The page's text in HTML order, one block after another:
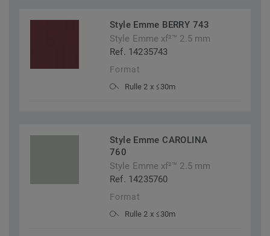
Style Emme BERRY 743
Style Emme xf²™ 2.5 mm
Ref. 14235743
Format
Rulle 2 x ≤30m
Style Emme CAROLINA
760
Style Emme xf²™ 2.5 mm
Ref. 14235760
Format
Rulle 2 x ≤30m